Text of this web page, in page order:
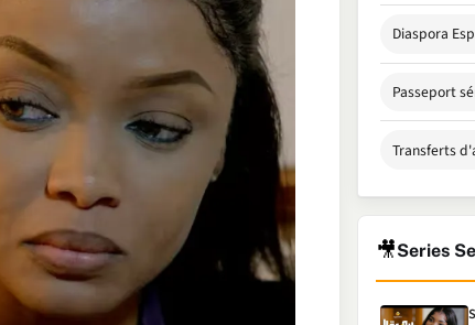
Diaspora
Passeport
Transferts
🎥Series